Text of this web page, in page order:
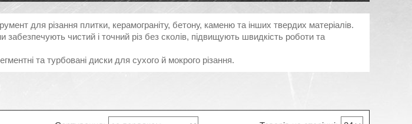
для різання плитки, керамограніту, бетону, каменю та інших твердих матеріалів.
чистий і точний різ без сколів, підвищують швидкість роботи та
та турбовані диски для сухого й мокрого різання.